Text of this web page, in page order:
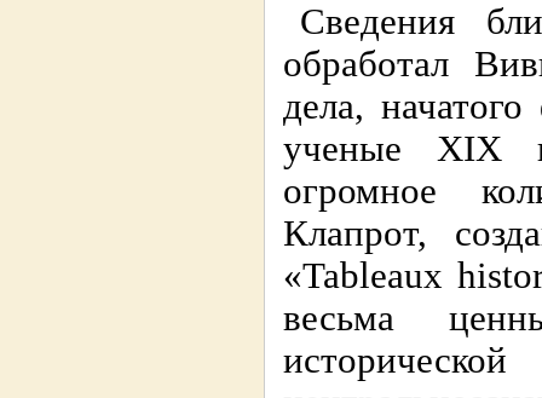
Сведения
обработал
дела,
ученые XIX
огромное
Клапрот,
«Tableaux
весьма